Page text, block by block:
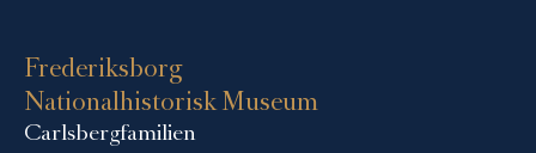
Frederiksborg
Nationalhistorisk Museum
Carlsbergfamilien